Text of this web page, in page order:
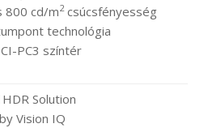
800 cd/m2csúcsfényesség
technológia
PC3 színtér
Solution
Vision IQ